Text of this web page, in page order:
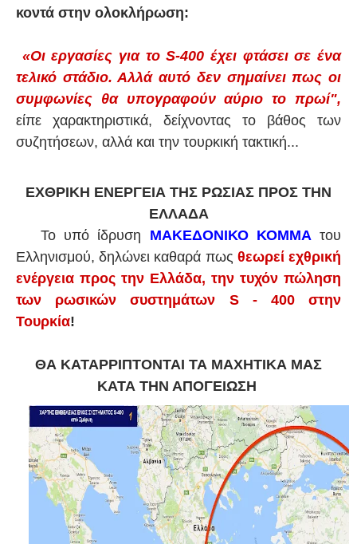
κοντά στην ολοκλήρωση:
«Οι εργασίες για το S-400 έχει φτάσει σε ένα
τελικό στάδιο. Αλλά αυτό δεν σημαίνει πως οι
συμφωνίες θα υπογραφούν αύριο το πρωί",
είπε χαρακτηριστικά, δείχνοντας το βάθος των
συζητήσεων, αλλά και την τουρκική τακτική...
ΕΧΘΡΙΚΗ ΕΝΕΡΓΕΙΑ ΤΗΣ ΡΩΣΙΑΣ ΠΡΟΣ ΤΗΝ
ΕΛΛΑΔΑ
Το υπό ίδρυση ΜΑΚΕΔΟΝΙΚΟ ΚΟΜΜΑτου
Ελληνισμού, δηλώνει καθαρά πως θεωρεί εχθρική
ενέργεια προς την Ελλάδα, την τυχόν πώληση
των ρωσικών συστημάτων S - 400 στην
Τουρκία!
ΘΑ ΚΑΤΑΡΡΙΠΤΟΝΤΑΙ ΤΑ ΜΑΧΗΤΙΚΑ ΜΑΣ
ΚΑΤΑ ΤΗΝ ΑΠΟΓΕΙΩΣΗ